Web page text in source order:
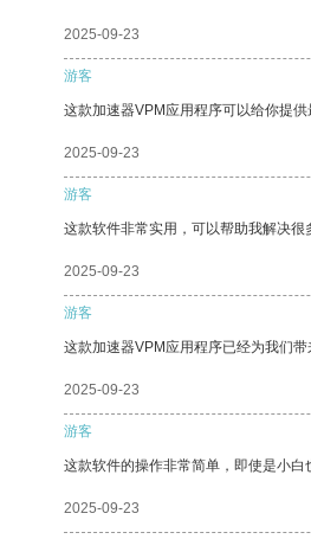
2025-09-23
游客
这款加速器VPM应用程序可以给你提
2025-09-23
游客
这款软件非常实用，可以帮助我解决很
2025-09-23
游客
这款加速器VPM应用程序已经为我们带
2025-09-23
游客
这款软件的操作非常简单，即使是小白
2025-09-23